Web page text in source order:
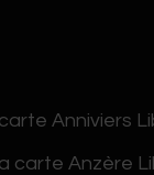
Anniviers
carte Anzère